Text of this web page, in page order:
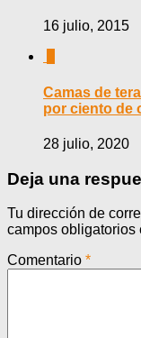
16 julio, 2015
Camas de
por ciento de
28 julio, 2020
Deja una
Tu dirección de
campos obligatorios
Comentario *